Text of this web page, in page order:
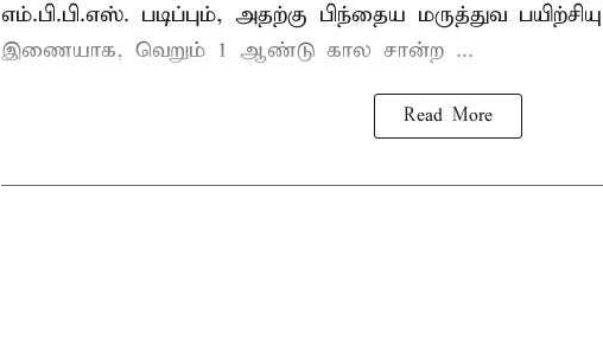
எம்.பி.பி.எஸ். படிப்பும், அதற்கு பிந்தைய மருத்துவ
இணையாக, வெறும் 1 ஆண்டு கால சான்ற ...
Read More